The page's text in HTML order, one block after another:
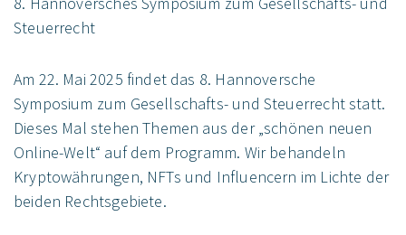
Steuerrecht
Am 22. Mai 2025 findet das 8. Hannoversche
Symposium zum Gesellschafts- und Steuerrecht statt.
Dieses Mal stehen Themen aus der „schönen neuen
Online-Welt“ auf dem Programm. Wir behandeln
Kryptowährungen, NFTs und Influencern im Lichte der
beiden Rechtsgebiete.